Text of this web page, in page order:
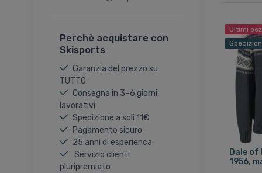
Perchè acquistare con
Skisports
Garanzia del prezzo su
TUTTO
Consegna in 3–6 giorni
lavorativi
Spedizione a soli 11€
Pagamento sicuro
25 anni di esperienca
Servizio clienti
pluripremiato
Ultimi
Dale
1956,